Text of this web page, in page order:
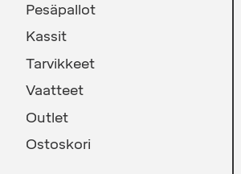
Pesäpallot
Kassit
Tarvikkeet
Vaatteet
Outlet
Ostoskori